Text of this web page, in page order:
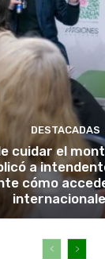
DESTACADAS
cuidar el
a
cómo